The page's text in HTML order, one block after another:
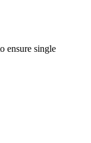
ensure single